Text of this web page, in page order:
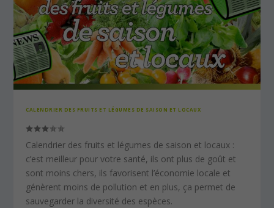
CALENDRIER DES FRUITS ET LÉGUMES DE SAISON ET LOCAUX
Calendrier des fruits et légumes de saison et locaux :
c’est meilleur pour votre santé, ils ont plus de goût et
sont moins chers, ils favorisent l’économie locale et
génèrent moins de pollution et en plus, ça permet de
sauvegarder la diversité des espèces.